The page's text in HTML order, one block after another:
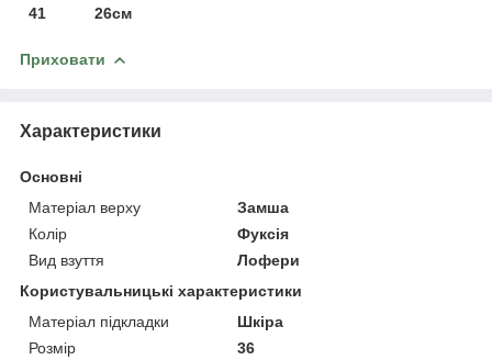
41 26см
Приховати
Характеристики
Основні
Матеріал верху
Замша
Колір
Фуксія
Вид взуття
Лофери
Користувальницькі характеристики
Матеріал підкладки
Шкіра
Розмір
36